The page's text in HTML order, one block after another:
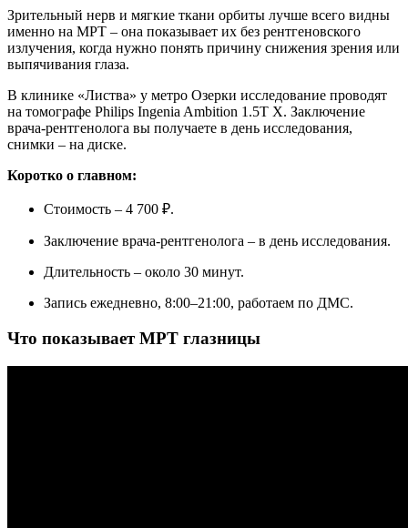
Офтальмология
Педиатрия
Ревматология
Спортивная медицина
Травматология-ортопедия
Урология
Флебология
Эндокринология
Зрительный нерв и мягкие ткани орбиты лучше всего видны
именно на МРТ – она показывает их без рентгеновского
излучения, когда нужно понять причину снижения зрения или
выпячивания глаза.
В клинике «Листва» у метро Озерки исследование проводят
на томографе Philips Ingenia Ambition 1.5T X. Заключение
врача-рентгенолога вы получаете в день исследования,
снимки – на диске.
Коротко о главном:
Стоимость – 4 700 ₽.
Заключение врача-рентгенолога – в день исследования.
Длительность – около 30 минут.
Запись ежедневно, 8:00–21:00, работаем по ДМС.
Что показывает МРТ глазницы